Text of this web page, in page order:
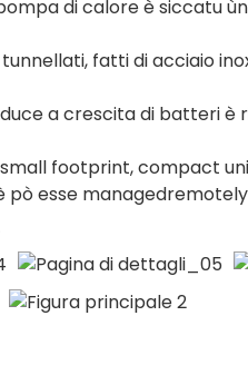
di calore è siccatu
fatti di acciaio
a crescita di batteri è
footprint, compact
pò esse